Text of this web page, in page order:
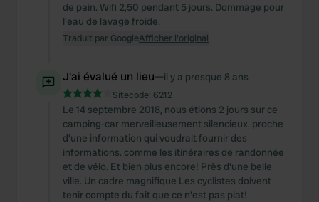
de pain. Wifi 2,50 pendant 5 jours. Dommage pour
l'eau de lavage froide.
Traduit par GoogleAfficher l'original
J'ai évalué un lieu—il y a presque 8 ans
Sitecode: 6212
Le 14 septembre 2018, nous étions 2 jours sur ce
camping-car merveilleusement silencieux. proche
d'une information qui voudrait fournir des
informations. comme les itinéraires de randonnée
et de vélo. Et bien plus encore! Près d'une belle
ville. Un cadre magnifique Les cyclistes doivent
tenir compte du fait que ce n'est pas plat!